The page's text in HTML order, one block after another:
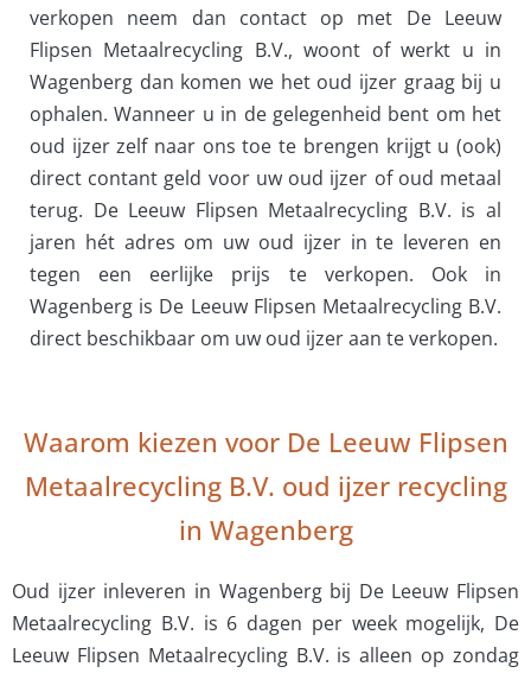
verkopen neem dan contact op met De Leeuw
Flipsen Metaalrecycling B.V., woont of werkt u in
Wagenberg dan komen we het oud ijzer graag bij u
ophalen. Wanneer u in de gelegenheid bent om het
oud ijzer zelf naar ons toe te brengen krijgt u (ook)
direct contant geld voor uw oud ijzer of oud metaal
terug. De Leeuw Flipsen Metaalrecycling B.V. is al
jaren hét adres om uw oud ijzer in te leveren en
tegen een eerlijke prijs te verkopen. Ook in
Wagenberg is De Leeuw Flipsen Metaalrecycling B.V.
direct beschikbaar om uw oud ijzer aan te verkopen.
Waarom kiezen voor De Leeuw Flipsen
Metaalrecycling B.V. oud ijzer recycling
in Wagenberg
Oud ijzer inleveren in Wagenberg bij De Leeuw Flipsen
Metaalrecycling B.V. is 6 dagen per week mogelijk, De
Leeuw Flipsen Metaalrecycling B.V. is alleen op zondag